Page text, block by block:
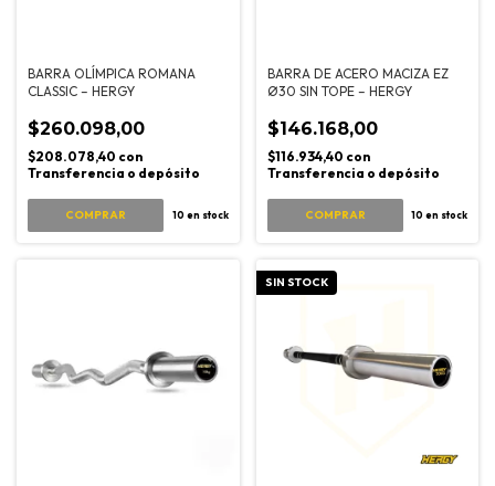
BARRA OLÍMPICA ROMANA
CLASSIC – HERGY
$260.098,00
$208.078,40 con
Transferencia o depósito
10 en stock
BARRA DE ACERO MACIZA EZ
Ø30 SIN TOPE – HERGY
$146.168,00
$116.934,40 con
Transferencia o depósito
10 en stock
SIN STOCK